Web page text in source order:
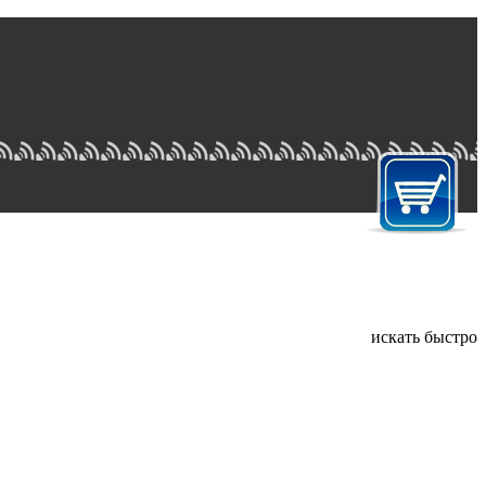
искать быстро